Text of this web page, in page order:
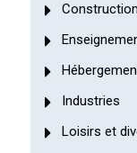
Construction
Industries
Loisirs et